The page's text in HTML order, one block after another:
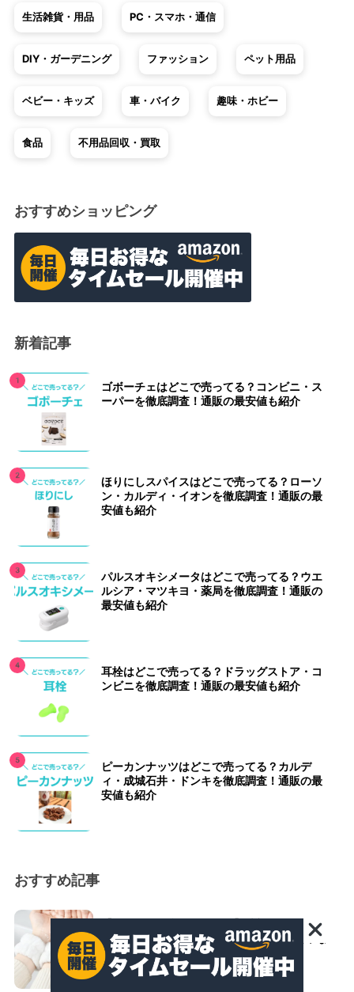
生活雑貨・用品 PC・スマホ・通信
DIY・ガーデニング ファッション ペット用品
ベビー・キッズ 車・バイク 趣味・ホビー
食品 不用品回収・買取
おすすめショッピング
新着記事
ゴボーチェはどこで売ってる？コンビニ・ス
ーパーを徹底調査！通販の最安値も紹介
ほりにしスパイスはどこで売ってる？ローソ
ン・カルディ・イオンを徹底調査！通販の最
安値も紹介
パルスオキシメータはどこで売ってる？ウエ
ルシア・マツキヨ・薬局を徹底調査！通販の
最安値も紹介
耳栓はどこで売ってる？ドラッグストア・コ
ンビニを徹底調査！通販の最安値も紹介
ピーカンナッツはどこで売ってる？カルデ
ィ・成城石井・ドンキを徹底調査！通販の最
安値も紹介
おすすめ記事
【ニトリ・無印・ダイソー】洗顔リストバン
ドのおすすめ人気ランキング10選！効果な
ども紹介